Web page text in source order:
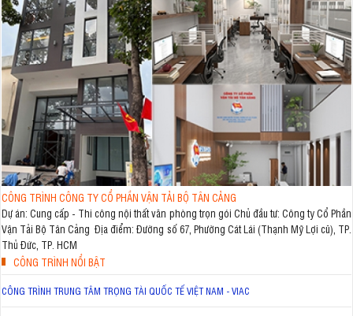
CÔNG TRÌNH CÔNG TY CỔ PHẦN VẬN TẢI BỘ TÂN CẢNG
Dự án: Cung cấp - Thi công nội thất văn phòng trọn gói Chủ đầu tư: Công ty Cổ Phần
Vận Tải Bộ Tân Cảng Địa điểm: Đường số 67, Phường Cát Lái (Thạnh Mỹ Lợi cũ), TP.
Thủ Đức, TP. HCM
CÔNG TRÌNH NỔI BẬT
CÔNG TRÌNH TRUNG TÂM TRỌNG TÀI QUỐC TẾ VIỆT NAM - VIAC